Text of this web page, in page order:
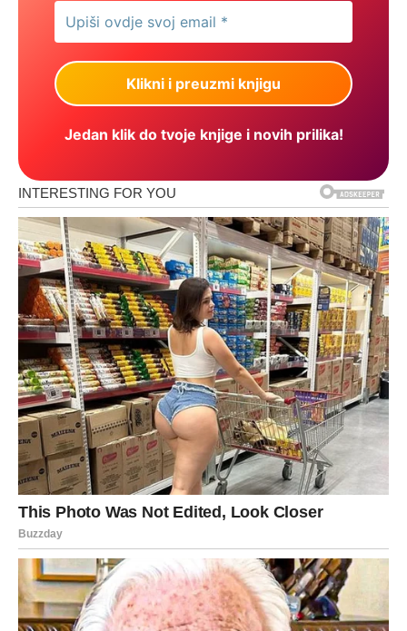
Jedan klik do tvoje knjige i novih prilika!